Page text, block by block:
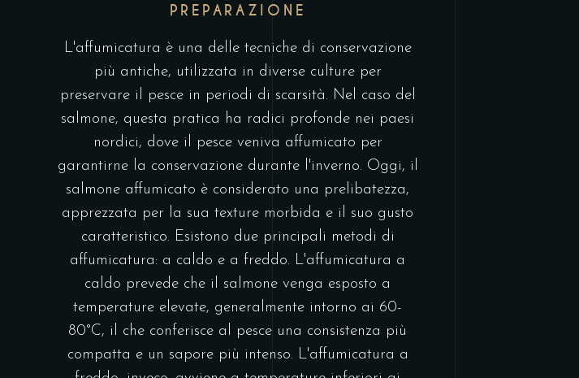
PREPARAZIONE
L'affumicatura è una delle tecniche di conservazione
più antiche, utilizzata in diverse culture per
preservare il pesce in periodi di scarsità. Nel caso del
salmone, questa pratica ha radici profonde nei paesi
nordici, dove il pesce veniva affumicato per
garantirne la conservazione durante l'inverno. Oggi, il
salmone affumicato è considerato una prelibatezza,
apprezzata per la sua texture morbida e il suo gusto
caratteristico. Esistono due principali metodi di
affumicatura: a caldo e a freddo. L'affumicatura a
caldo prevede che il salmone venga esposto a
temperature elevate, generalmente intorno ai 60-
80°C, il che conferisce al pesce una consistenza più
compatta e un sapore più intenso. L'affumicatura a